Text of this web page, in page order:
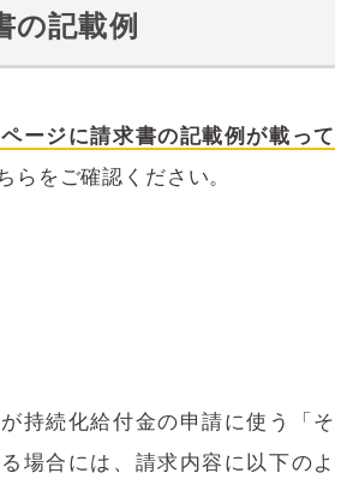
の記載例
ージに請求書の記載例が載って
らをご確認ください。
持続化給付金の申請に使う「そ
場合には、請求内容に以下のよ